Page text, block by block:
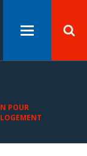
Toggle
POUR